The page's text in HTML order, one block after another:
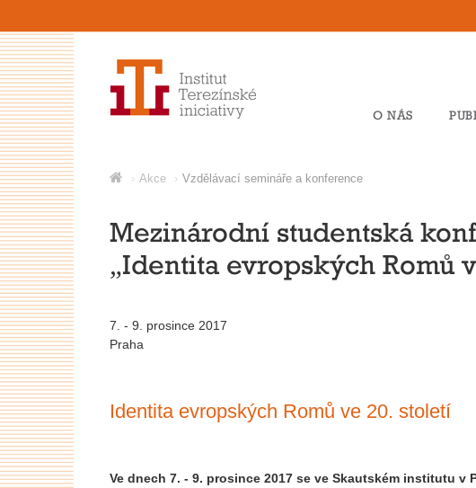
O NÁS
Akce Vzdělávací semináře a konference
Mezinárodní studentská
„Identita evropských Romů
7. - 9. prosince 2017
Praha
Identita evropských Romů ve 20. století
Ve dnech 7. - 9. prosince 2017 se ve Skautském institutu v